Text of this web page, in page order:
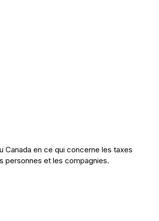
en ce qui concerne les taxes
personnes et les compagnies.